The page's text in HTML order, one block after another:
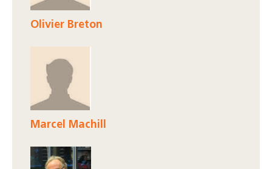
Olivier Breton
Marcel Machill